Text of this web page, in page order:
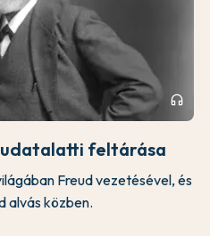
headphones
feltárása
Freud vezetésével, és
alvás közben.